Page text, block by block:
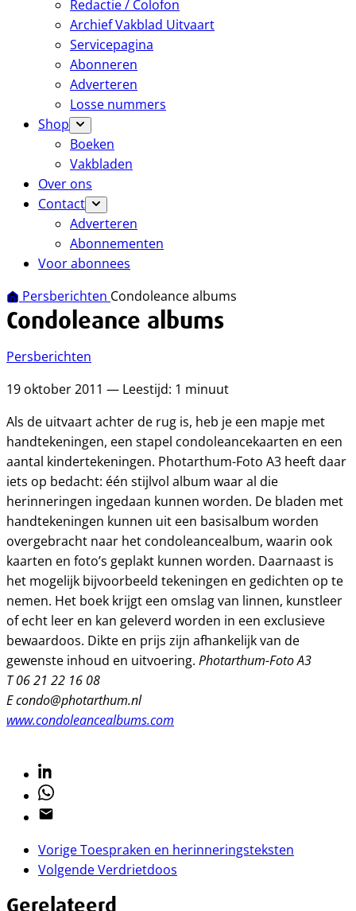
Redactie / Colofon
Archief Vakblad Uitvaart
Servicepagina
Abonneren
Adverteren
Losse nummers
Shop
Boeken
Vakbladen
Over ons
Contact
Adverteren
Abonnementen
Voor abonnees
Persberichten Condoleance albums
Condoleance albums
Persberichten
19 oktober 2011 — Leestijd: 1 minuut
Als de uitvaart achter de rug is, heb je een mapje met
handtekeningen, een stapel condoleancekaarten en een
aantal kindertekeningen. Photarthum-Foto A3 heeft daar
iets op bedacht: één stijlvol album waar al die
herinneringen ingedaan kunnen worden. De bladen met
handtekeningen kunnen uit een basisalbum worden
overgebracht naar het condoleancealbum, waarin ook
kaarten en foto’s geplakt kunnen worden. Daarnaast is
het mogelijk bijvoorbeeld tekeningen en gedichten op te
nemen. Het boek krijgt een omslag van linnen, kunstleer
of echt leer en kan geleverd worden in een exclusieve
bewaardoos. Dikte en prijs zijn afhankelijk van de
gewenste inhoud en uitvoering. Photarthum-Foto A3
T 06 21 22 16 08
E condo@photarthum.nl
www.condoleancealbums.com
Linkedin
Whatsapp
Email
VorigeToespraken en herinneringsteksten
VolgendeVerdrietdoos
Gerelateerd